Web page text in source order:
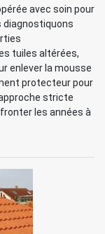
avec soin pour
diagnostiquons
tuiles altérées,
enlever la mousse
protecteur pour
stricte
les années à